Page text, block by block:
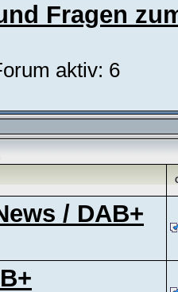
Fragen
aktiv: 6
/ DAB+